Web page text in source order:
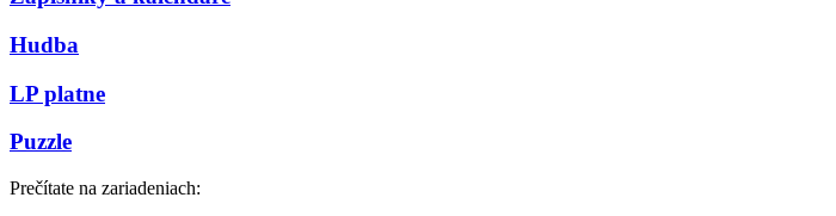
Hudba
LP platne
Puzzle
Prečítate na zariadeniach: